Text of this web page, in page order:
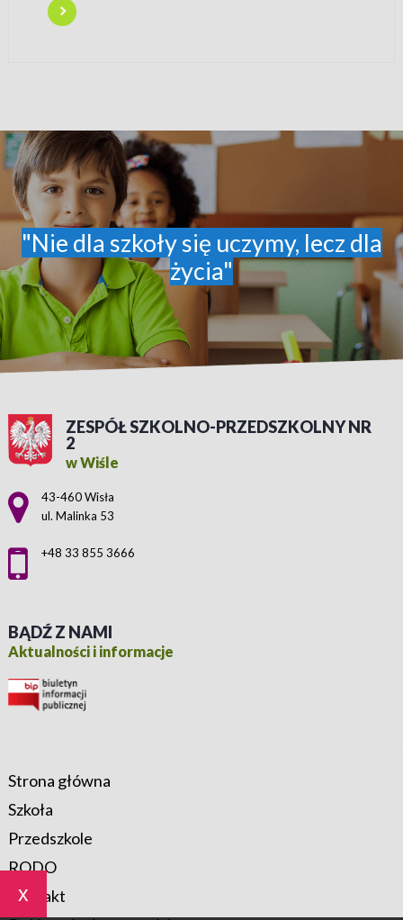
x
"Nie dla szkoły się uczymy, lecz dla
życia"
ZESPÓŁ SZKOLNO-PRZEDSZKOLNY NR
2
w Wiśle
Adres pocztowy:
43-460 Wisła
ul. Malinka 53
+48 33 855 3666
BĄDŹ Z NAMI
Aktualności i informacje
Strona główna
Szkoła
Przedszkole
RODO
Kontakt